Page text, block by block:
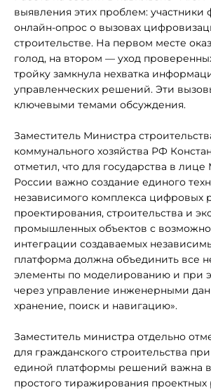
выявления этих проблем:
онлайн-опрос о вызовах
строительстве. На первом месте
голод, на втором — уход
тройку замкнула нехватка
управленческих решений. Эти
ключевыми темами обсуждения.
Заместитель Министра
коммунального хозяйства РФ
отметил, что для государства в лице
России важно создание единого
независимого комплекса цифровых
проектирования, строительства и
промышленных объектов с
интеграции создаваемых
платформа должна объединить все
элементы по моделированию и при
через управление инженерными
хранение, поиск и навигацию».
Заместитель министра отдельно
для гражданского строительства
единой платформы решений важна
простого тиражирования